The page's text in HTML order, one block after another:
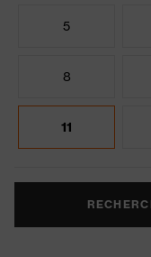
5
8
11